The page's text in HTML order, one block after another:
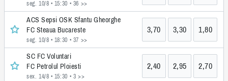
seg. 10/8 • 15:30 • 36 >>
ACS Sepsi OSK Sfantu Gheorghe
FC Steaua Bucareste
seg. 10/8 • 18:30 • 37 >>
3,70 3,30 1,80
SC FC Voluntari
FC Petrolul Ploiesti
sex. 14/8 • 15:30 • 3 >>
2,40 2,95 2,70